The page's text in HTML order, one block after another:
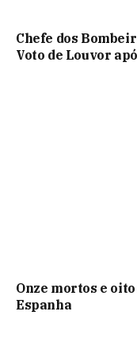
Chefe dos
Voto de Louvor
Onze mortos e
Espanha